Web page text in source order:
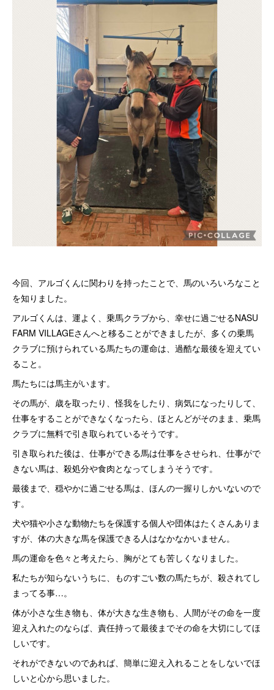
今回、アルゴくんに関わりを持ったことで、馬のいろいろなこと
を知りました。
アルゴくんは、運よく、乗馬クラブから、幸せに過ごせるNASU
FARM VILLAGEさんへと移ることができましたが、多くの乗馬
クラブに預けられている馬たちの運命は、過酷な最後を迎えてい
ること。
馬たちには馬主がいます。
その馬が、歳を取ったり、怪我をしたり、病気になったりして、
仕事をすることができなくなったら、ほとんどがそのまま、乗馬
クラブに無料で引き取られているそうです。
引き取られた後は、仕事ができる馬は仕事をさせられ、仕事がで
きない馬は、殺処分や食肉となってしまうそうです。
最後まで、穏やかに過ごせる馬は、ほんの一握りしかいないので
す。
犬や猫や小さな動物たちを保護する個人や団体はたくさんありま
すが、体の大きな馬を保護できる人はなかなかいません。
馬の運命を色々と考えたら、胸がとても苦しくなりました。
私たちが知らないうちに、ものすごい数の馬たちが、殺されてし
まってる事…。
体が小さな生き物も、体が大きな生き物も、人間がその命を一度
迎え入れたのならば、責任持って最後までその命を大切にしてほ
しいです。
それができないのであれば、簡単に迎え入れることをしないでほ
しいと心から思いました。